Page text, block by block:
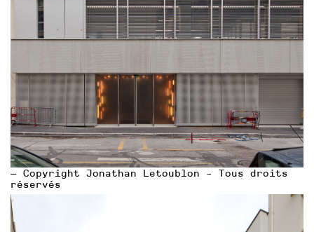
— Copyright Jonathan Letoublon - Tous droits
réservés